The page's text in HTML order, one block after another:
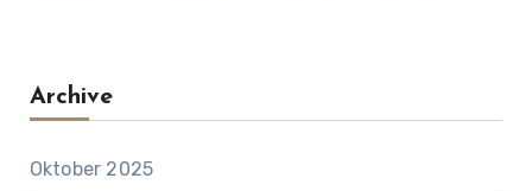
Archive
Oktober 2025